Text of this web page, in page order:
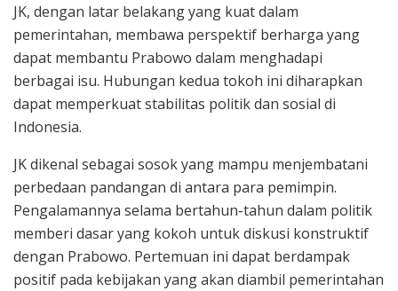
JK, dengan latar belakang yang kuat dalam
pemerintahan, membawa perspektif berharga yang
dapat membantu Prabowo dalam menghadapi
berbagai isu. Hubungan kedua tokoh ini diharapkan
dapat memperkuat stabilitas politik dan sosial di
Indonesia.
JK dikenal sebagai sosok yang mampu menjembatani
perbedaan pandangan di antara para pemimpin.
Pengalamannya selama bertahun-tahun dalam politik
memberi dasar yang kokoh untuk diskusi konstruktif
dengan Prabowo. Pertemuan ini dapat berdampak
positif pada kebijakan yang akan diambil pemerintahan